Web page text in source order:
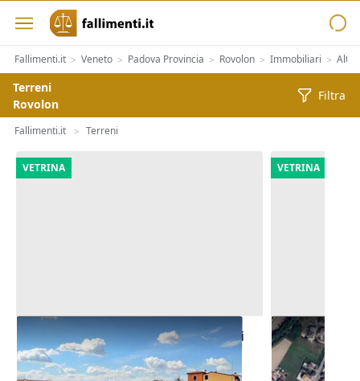
Fallimenti.it > Veneto > Padova Provincia > Rovolon > Immobiliari >
Terreni
Rovolon
Filtra
Fallimenti.it > Terreni
VETRINA
Asta Terreni edificabili residenziali
di 5.900 mq
85.000 €
VETRINA
Asta
12.973 mq
79.488 €